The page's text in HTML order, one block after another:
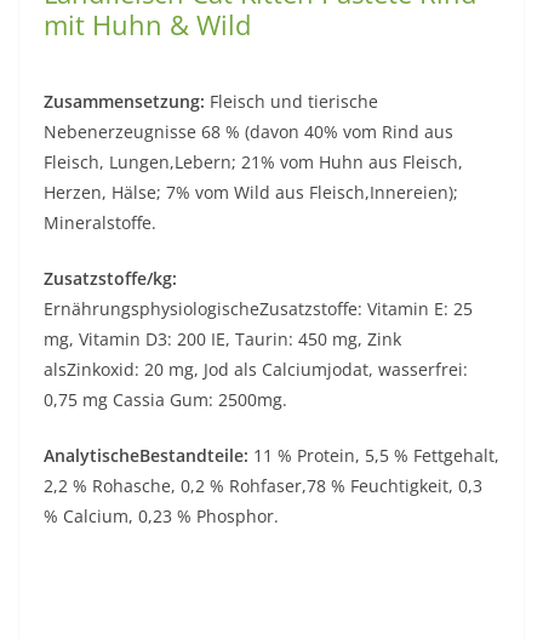
mit Huhn & Wild
Zusammensetzung: Fleisch und tierische
Nebenerzeugnisse 68 % (davon 40% vom Rind aus
Fleisch, Lungen,Lebern; 21% vom Huhn aus Fleisch,
Herzen, Hälse; 7% vom Wild aus Fleisch,Innereien);
Mineralstoffe.
Zusatzstoffe/kg:
ErnährungsphysiologischeZusatzstoffe: Vitamin E: 25
mg, Vitamin D3: 200 IE, Taurin: 450 mg, Zink
alsZinkoxid: 20 mg, Jod als Calciumjodat, wasserfrei:
0,75 mg Cassia Gum: 2500mg.
AnalytischeBestandteile: 11 % Protein, 5,5 % Fettgehalt,
2,2 % Rohasche, 0,2 % Rohfaser,78 % Feuchtigkeit, 0,3
% Calcium, 0,23 % Phosphor.